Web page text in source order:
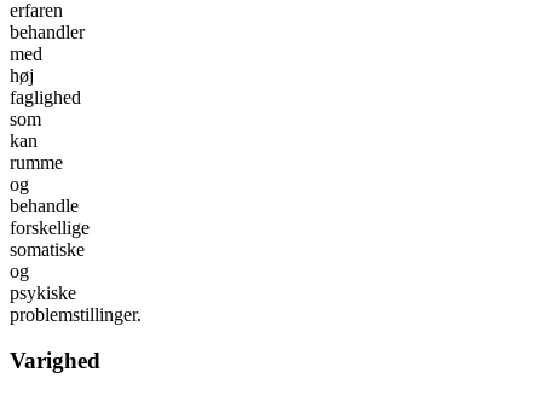
erfaren
behandler
med
høj
faglighed
som
kan
rumme
og
behandle
forskellige
somatiske
og
psykiske
problemstillinger.
Varighed